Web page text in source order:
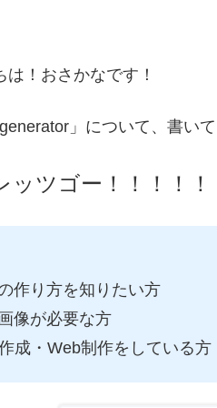
！おさかなです！
」について、書い
ッツゴー！！！！！
作り方を知りたい方
像が必要な方
成・Web制作をしている方